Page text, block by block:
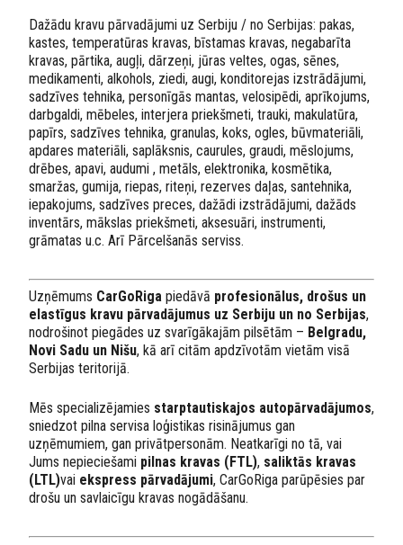
Dažādu kravu pārvadājumi uz Serbiju / no Serbijas: pakas,
kastes, temperatūras kravas, bīstamas kravas, negabarīta
kravas, pārtika, augļi, dārzeņi, jūras veltes, ogas, sēnes,
medikamenti, alkohols, ziedi, augi, konditorejas izstrādājumi,
sadzīves tehnika, personīgās mantas, velosipēdi, aprīkojums,
darbgaldi, mēbeles, interjera priekšmeti, trauki, makulatūra,
papīrs, sadzīves tehnika, granulas, koks, ogles, būvmateriāli,
apdares materiāli, saplāksnis, caurules, graudi, mēslojums,
drēbes, apavi, audumi , metāls, elektronika, kosmētika,
smaržas, gumija, riepas, riteņi, rezerves daļas, santehnika,
iepakojums, sadzīves preces, dažādi izstrādājumi, dažāds
inventārs, mākslas priekšmeti, aksesuāri, instrumenti,
grāmatas u.c. Arī Pārcelšanās serviss.
Uzņēmums CarGoRiga piedāvā profesionālus, drošus un
elastīgus kravu pārvadājumus uz Serbiju un no Serbijas,
nodrošinot piegādes uz svarīgākajām pilsētām – Belgradu,
Novi Sadu un Nišu, kā arī citām apdzīvotām vietām visā
Serbijas teritorijā.
Mēs specializējamies starptautiskajos autopārvadājumos,
sniedzot pilna servisa loģistikas risinājumus gan
uzņēmumiem, gan privātpersonām. Neatkarīgi no tā, vai
Jums nepieciešami pilnas kravas (FTL), saliktās kravas
(LTL)vai ekspress pārvadājumi, CarGoRiga parūpēsies par
drošu un savlaicīgu kravas nogādāšanu.